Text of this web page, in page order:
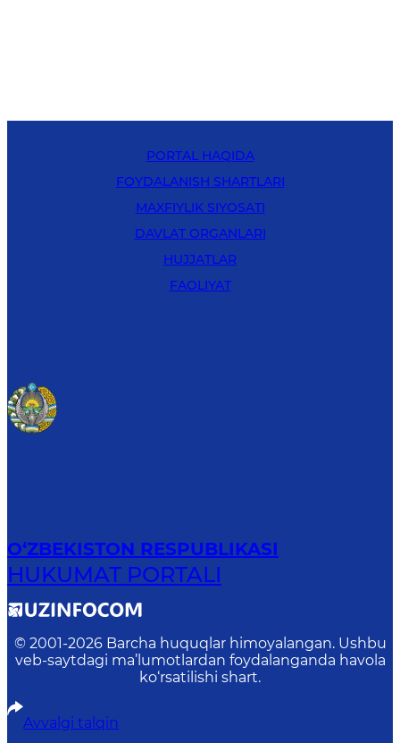
PORTAL HAQIDA
FOYDALANISH SHARTLARI
MAXFIYLIK SIYOSATI
DAVLAT ORGANLARI
HUJJATLAR
FAOLIYAT
O‘ZBEKISTON RESPUBLIKASI
HUKUMAT PORTALI
© 2001-2026 Barcha huquqlar himoyalangan. Ushbu
veb-saytdagi ma’lumotlardan foydalanganda havola
ko‘rsatilishi shart.
Avvalgi talqin